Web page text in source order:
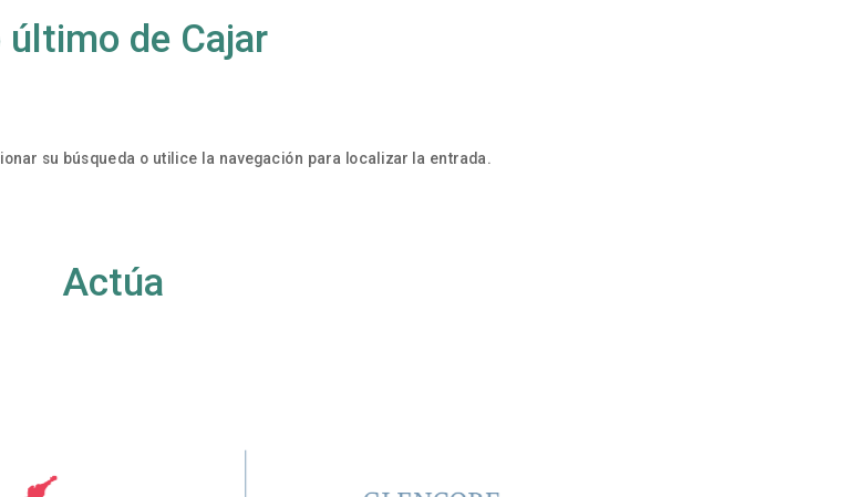
último de Cajar
su búsqueda o utilice la navegación para localizar la entrada.
Actúa